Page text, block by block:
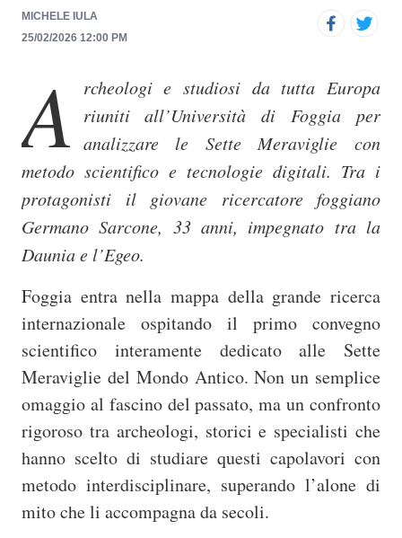
l
e
MICHELE IULA
25/02/2026 12:00 PM
A rcheologi e studiosi da tutta Europa
riuniti all’Università di Foggia per
analizzare le Sette Meraviglie con
metodo scientifico e tecnologie digitali. Tra i
protagonisti il giovane ricercatore foggiano
Germano Sarcone, 33 anni, impegnato tra la
Daunia e l’Egeo.
Foggia entra nella mappa della grande ricerca
internazionale ospitando il primo convegno
scientifico interamente dedicato alle Sette
Meraviglie del Mondo Antico. Non un semplice
omaggio al fascino del passato, ma un confronto
rigoroso tra archeologi, storici e specialisti che
hanno scelto di studiare questi capolavori con
metodo interdisciplinare, superando l’alone di
mito che li accompagna da secoli.